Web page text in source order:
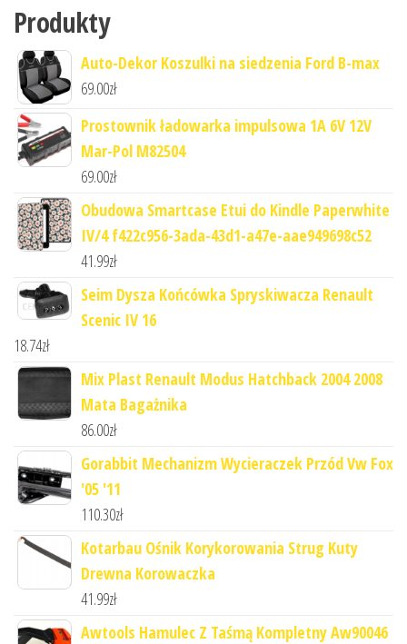
Produkty
Auto-Dekor Koszulki na siedzenia Ford B-max
69.00zł
Prostownik ładowarka impulsowa 1A 6V 12V
Mar-Pol M82504
69.00zł
Obudowa Smartcase Etui do Kindle Paperwhite
IV/4 f422c956-3ada-43d1-a47e-aae949698c52
41.99zł
Seim Dysza Końcówka Spryskiwacza Renault
Scenic IV 16
18.74zł
Mix Plast Renault Modus Hatchback 2004 2008
Mata Bagażnika
86.00zł
Gorabbit Mechanizm Wycieraczek Przód Vw Fox
'05 '11
110.30zł
Kotarbau Ośnik Korykorowania Strug Kuty
Drewna Korowaczka
41.99zł
Awtools Hamulec Z Taśmą Kompletny Aw90046